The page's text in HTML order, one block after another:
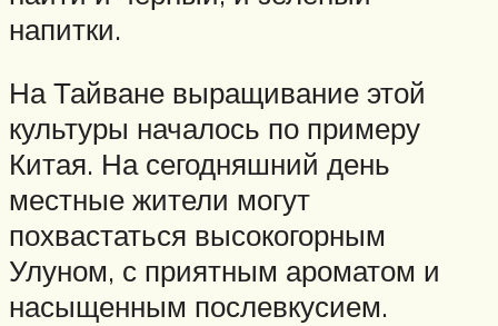
напитки.
На Тайване выращивание этой
культуры началось по примеру
Китая. На сегодняшний день
местные жители могут
похвастаться высокогорным
Улуном, с приятным ароматом и
насыщенным послевкусием.